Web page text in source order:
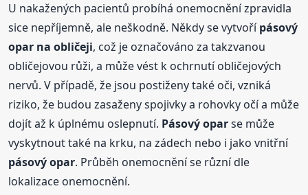
U nakažených pacientů probíhá onemocnění zpravidla
sice nepříjemně, ale neškodně. Někdy se vytvořípásový
opar na obličeji, což je označováno za takzvanou
obličejovou růži, a může vést k ochrnutí obličejových
nervů. V případě, že jsou postiženy také oči, vzniká
riziko, že budou zasaženy spojivky a rohovky očí a může
dojít až k úplnému oslepnutí. Pásový oparse může
vyskytnout také na krku, na zádech nebo i jako vnitřní
pásový opar. Průběh onemocnění se různí dle
lokalizace onemocnění.